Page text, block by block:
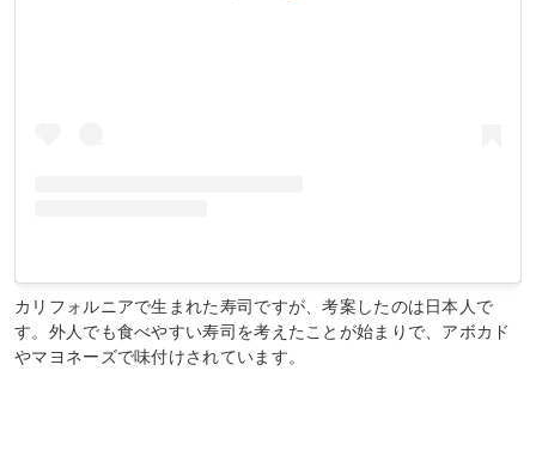
カリフォルニアで生まれた寿司ですが、考案したのは日本人で
す。外人でも食べやすい寿司を考えたことが始まりで、アボカド
やマヨネーズで味付けされています。